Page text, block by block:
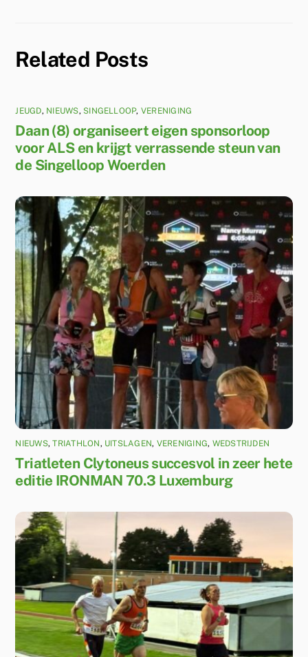
Related Posts
JEUGD, NIEUWS, SINGELLOOP, VERENIGING
Daan (8) organiseert eigen sponsorloop
voor ALS en krijgt verrassende steun van
de Singelloop Woerden
NIEUWS,TRIATHLON, UITSLAGEN, VERENIGING, WEDSTRIJDEN
Triatleten Clytoneus succesvol in zeer hete
editie IRONMAN 70.3 Luxemburg